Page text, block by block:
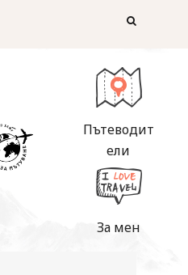
Пътеводит
ели
За мен